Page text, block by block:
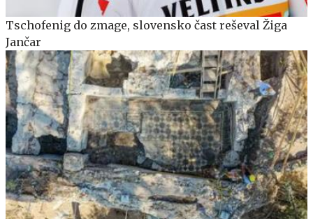
Tschofenig do zmage, slovensko čast reševal Žiga
Jančar